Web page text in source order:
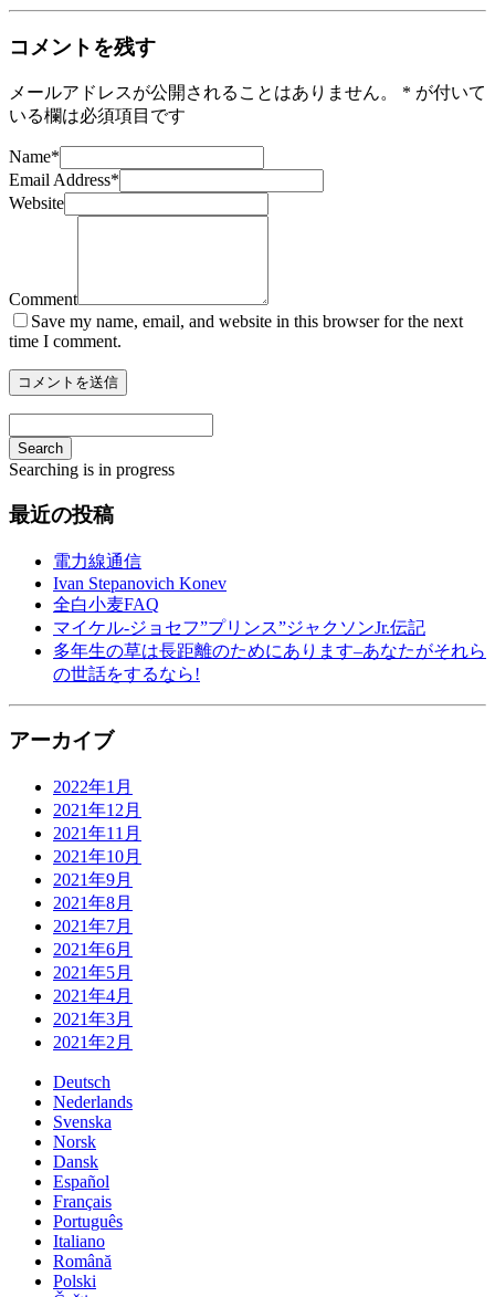
コメントを残す
メールアドレスが公開されることはありません。 * が付いて
いる欄は必須項目です
Name*
Email Address*
Website
Comment
Save my name, email, and website in this browser for the next
time I comment.
Search
Searching is in progress
最近の投稿
電力線通信
Ivan Stepanovich Konev
全白小麦FAQ
マイケル-ジョセフ”プリンス”ジャクソンJr.伝記
多年生の草は長距離のためにあります–あなたがそれら
の世話をするなら!
アーカイブ
2022年1月
2021年12月
2021年11月
2021年10月
2021年9月
2021年8月
2021年7月
2021年6月
2021年5月
2021年4月
2021年3月
2021年2月
Deutsch
Nederlands
Svenska
Norsk
Dansk
Español
Français
Português
Italiano
Română
Polski